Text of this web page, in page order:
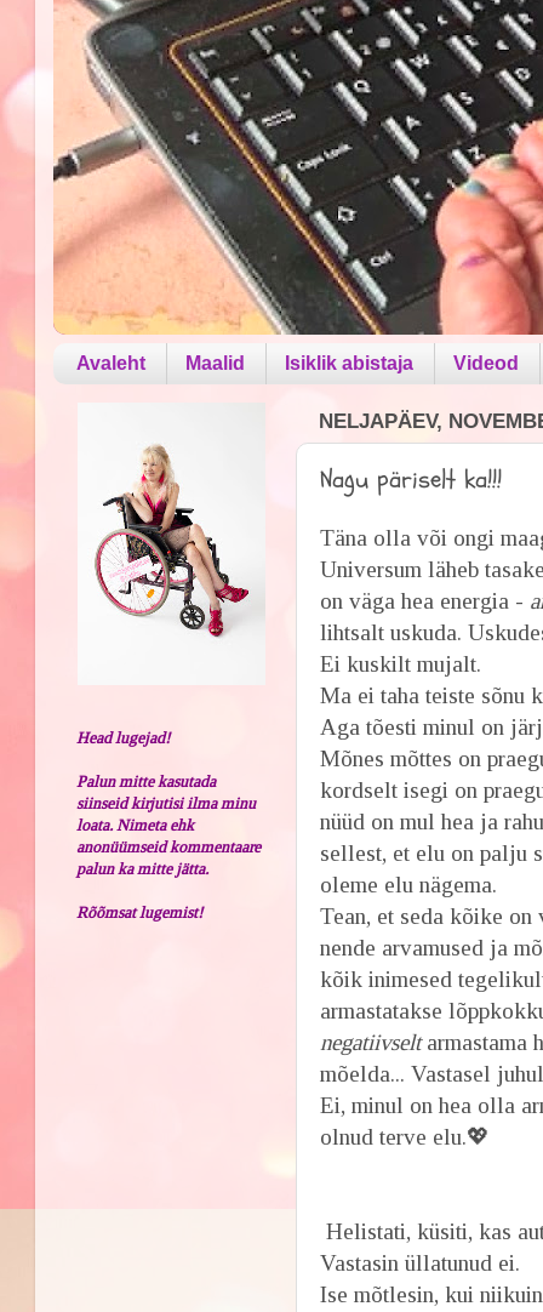
Avaleht Maalid Isiklik abistaja Videod
NELJAPÄEV,
Nagu päriselt ka!!!
Täna olla või ongi
Universum läheb
on väga hea energia -
lihtsalt uskuda.
Ei kuskilt mujalt.
Ma ei taha teiste sõnu
Aga tõesti minul on
Mõnes mõttes on
kordselt isegi on
nüüd on mul hea ja
sellest, et elu on palju
oleme elu nägema.
Tean, et seda kõike
nende arvamused ja
kõik inimesed
armastatakse
negatiivseltarmastama
mõelda... Vastasel
Ei, minul on hea olla
olnud terve elu.💖
Helistati, küsiti, kas
Vastasin üllatunud ei.
Ise mõtlesin, kui
Head lugejad!
Palun mitte kasutada
siinseid kirjutisi ilma minu
loata. Nimeta ehk
anonüümseid kommentaare
palun ka mitte jätta.
Rõõmsat lugemist!